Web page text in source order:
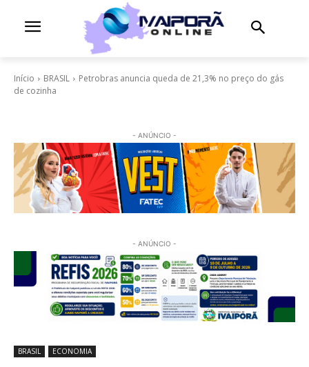
Início BRASIL
Petrobras anuncia queda de 21,3% no preço do gás
de cozinha
- ANÚNCIO -
- ANÚNCIO -
BRASIL ECONOMIA